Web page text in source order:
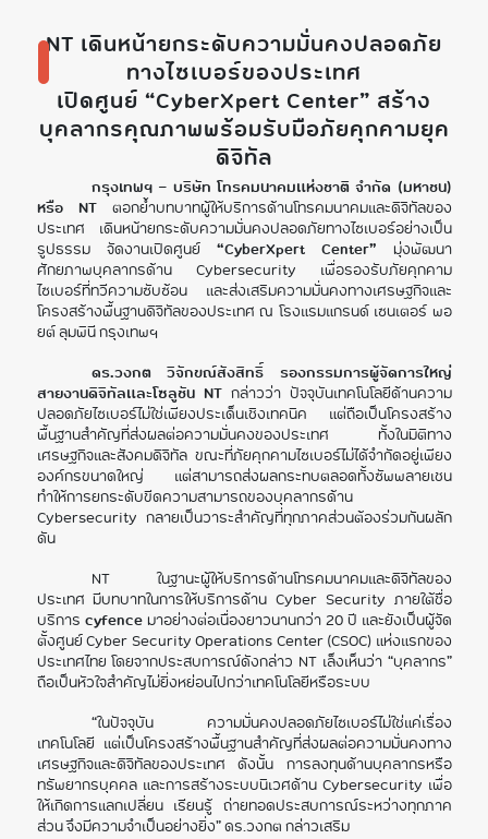
NT เดินหน้ายกระดับความมั่นคงปลอดภัย
ทางไซเบอร์ของประเทศ
เปิดศูนย์ “CyberXpert Center” สร้าง
บุคลากรคุณภาพพร้อมรับมือภัยคุกคามยุค
ดิจิทัล
กรุงเทพฯ – บริษัท โทรคมนาคมแห่งชาติ จำกัด (มหาชน)
หรือ NTตอกย้ำบทบาทผู้ให้บริการด้านโทรคมนาคมและดิจิทัลของ
ประเทศ เดินหน้ายกระดับความมั่นคงปลอดภัยทางไซเบอร์อย่างเป็น
รูปธรรม จัดงานเปิดศูนย์ “CyberXpert Center” มุ่งพัฒนา
ศักยภาพบุคลากรด้าน Cybersecurity เพื่อรองรับภัยคุกคาม
ไซเบอร์ที่ทวีความซับซ้อน และส่งเสริมความมั่นคงทางเศรษฐกิจและ
โครงสร้างพื้นฐานดิจิทัลของประเทศ ณ โรงแรมแกรนด์ เซนเตอร์ พอ
ยต์ ลุมพินี กรุงเทพฯ
ดร.วงกต วิจักขณ์สังสิทธิ์ รองกรรมการผู้จัดการใหญ่
สายงานดิจิทัลและโซลูชัน NTกล่าวว่า ปัจจุบันเทคโนโลยีด้านความ
ปลอดภัยไซเบอร์ไม่ใช่เพียงประเด็นเชิงเทคนิค แต่ถือเป็นโครงสร้าง
พื้นฐานสำคัญที่ส่งผลต่อความมั่นคงของประเทศ ทั้งในมิติทาง
เศรษฐกิจและสังคมดิจิทัล ขณะที่ภัยคุกคามไซเบอร์ไม่ได้จำกัดอยู่เพียง
องค์กรขนาดใหญ่ แต่สามารถส่งผลกระทบตลอดทั้งซัพพลายเชน
ทำให้การยกระดับขีดความสามารถของบุคลากรด้าน
Cybersecurity กลายเป็นวาระสำคัญที่ทุกภาคส่วนต้องร่วมกันผลัก
ดัน
NT ในฐานะผู้ให้บริการด้านโทรคมนาคมและดิจิทัลของ
ประเทศ มีบทบาทในการให้บริการด้าน Cyber Security ภายใต้ชื่อ
บริการ cyfenceมาอย่างต่อเนื่องยาวนานกว่า 20 ปี และยังเป็นผู้จัด
ตั้งศูนย์ Cyber Security Operations Center (CSOC) แห่งแรกของ
ประเทศไทย โดยจากประสบการณ์ดังกล่าว NT เล็งเห็นว่า “บุคลากร”
ถือเป็นหัวใจสำคัญไม่ยิ่งหย่อนไปกว่าเทคโนโลยีหรือระบบ
“ในปัจจุบัน ความมั่นคงปลอดภัยไซเบอร์ไม่ใช่แค่เรื่อง
เทคโนโลยี แต่เป็นโครงสร้างพื้นฐานสำคัญที่ส่งผลต่อความมั่นคงทาง
เศรษฐกิจและดิจิทัลของประเทศ ดังนั้น การลงทุนด้านบุคลากรหรือ
ทรัพยากรบุคคล และการสร้างระบบนิเวศด้าน Cybersecurity เพื่อ
ให้เกิดการแลกเปลี่ยน เรียนรู้ ถ่ายทอดประสบการณ์ระหว่างทุกภาค
ส่วน จึงมีความจำเป็นอย่างยิ่ง” ดร.วงกต กล่าวเสริม